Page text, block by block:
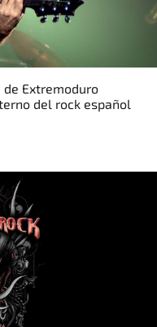
Extremoduro
del rock español